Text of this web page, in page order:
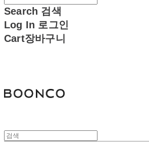
Search 검색
Log In 로그인
Cart장바구니